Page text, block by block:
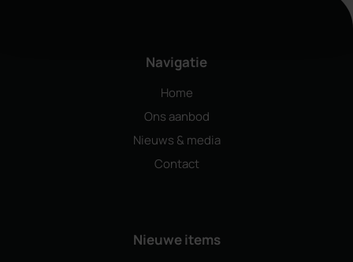
Navigatie
Home
Ons aanbod
Nieuws & media
Contact
Nieuwe items